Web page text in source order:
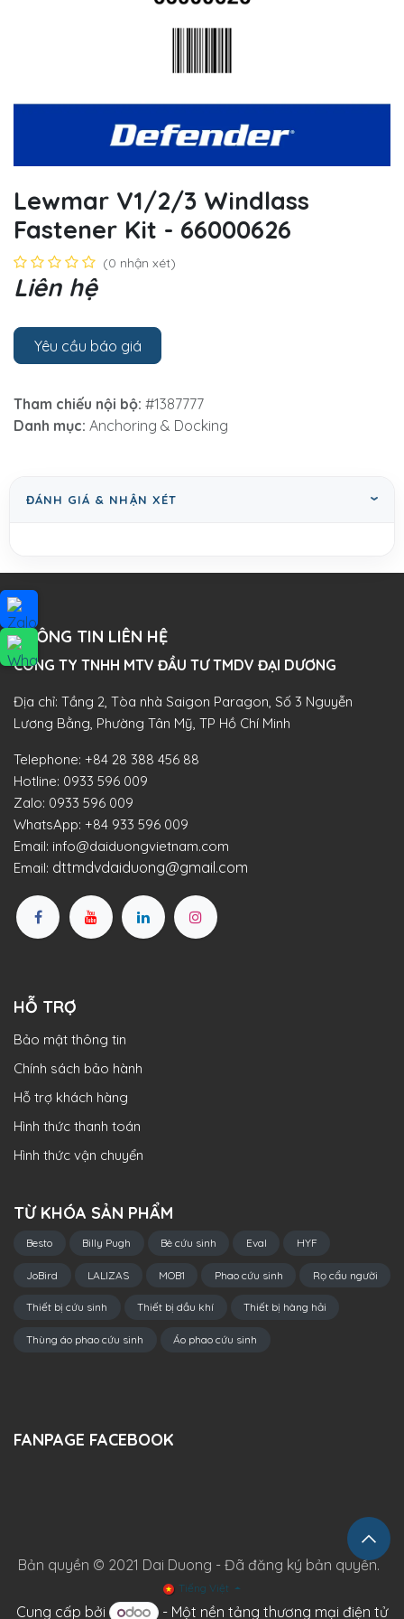
Lewmar V1/2/3 Windlass
Fastener Kit - 66000626
(0 nhận xét)
Liên hệ
Yêu cầu báo giá
Tham chiếu nội bộ: #1387777
Danh mục: Anchoring & Docking
ĐÁNH GIÁ & NHẬN XÉT
THÔNG TIN LIÊN HỆ
CÔNG TY TNHH MTV ĐẦU TƯ TMDV ĐẠI DƯƠNG​
Địa chỉ: Tầng 2, Tòa nhà Saigon Paragon, Số 3 Nguyễn
Lương Bằng, Phường Tân Mỹ, TP Hồ Chí Minh
Telephone: +84 28 388 456 88
Hotline: 0933 596 009
Zalo: 0933 596 009
WhatsApp: +84 933 596 009
Email: info@daiduongvietnam.com
Email: dttmdvdaiduong@gmail.com
HỖ TRỢ
Bảo mật thông tin
Chính sách bảo hành
Hỗ trợ khách hàng
Hình thức thanh toán
Hình thức vận chuyển
TỪ KHÓA SẢN PHẨM
Besto Billy Pugh Bè cứu sinh Eval HYF
JoBird LALIZAS MOB1 Phao cứu sinh Rọ cẩu người
Thiết bị cứu sinh Thiết bị dầu khí Thiết bị hàng hải
Thùng áo phao cứu sinh Áo phao cứu sinh
FANPAGE FACEBOOK
Bản quyền © 2021 Dai Duong - Đã đăng ký bản quyền.
Tiếng Việt
Cung cấp bởi - Một nền tảng thương mại điện tử